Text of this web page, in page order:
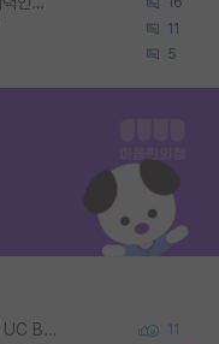
11
5
Korea University 수학, 컴퓨터과학 이학사, UC Berkeley 산업공학 대학원 공학박사가 되는 것은 쉽지 않겠죠? 11